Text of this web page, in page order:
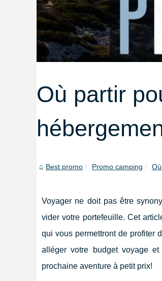
Où partir
Best promo Promo camping
Voyager ne doit pas être
vider votre portefeuille. Cet
qui vous permettront de profiter
alléger votre budget voyage
prochaine aventure à petit prix!